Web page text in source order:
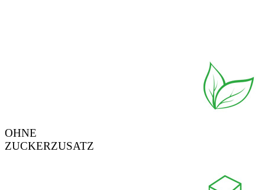
OHNE
ZUCKERZUSATZ